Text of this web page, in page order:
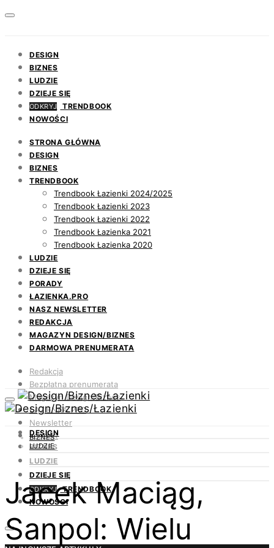
DESIGN
BIZNES
LUDZIE
DZIEJE SIĘ
ODKRYJ
TRENDBOOK
NOWOŚCI
STRONA GŁÓWNA
DESIGN
BIZNES
TRENDBOOK
Trendbook Łazienki 2024/2025
Trendbook Łazienki 2023
Trendbook Łazienki 2022
Trendbook Łazienka 2021
Trendbook Łazienka 2020
LUDZIE
DZIEJE SIĘ
PORADY
ŁAZIENKA.PRO
NASZ NEWSLETTER
REDAKCJA
MAGAZYN DESIGN/BIZNES
DARMOWA PRENUMERATA
Redakcja
Bezpłatna prenumerata
Magazyn Design/Biznes
ŁAZIENKA.PRO
Newsletter
Kontakt
DESIGN
BIZNES
LUDZIE
DZIEJE SIĘ
ODKRYJ TRENDBOOK
NOWOŚCI
BIZNES
LUDZIE
Jacek Maciąg,
Sanpol: Wielu